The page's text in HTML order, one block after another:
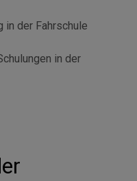
in der Fahrschule
in der